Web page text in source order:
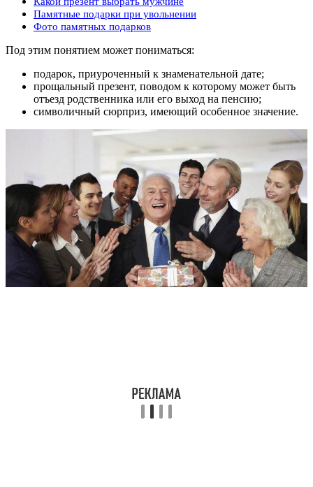
Памятные подарки при увольнении
Фото памятных подарков
Под этим понятием может пониматься:
подарок, приуроченный к знаменательной дате;
прощальный презент, поводом к которому может быть
отъезд родственника или его выход на пенсию;
символичный сюрприз, имеющий особенное значение.